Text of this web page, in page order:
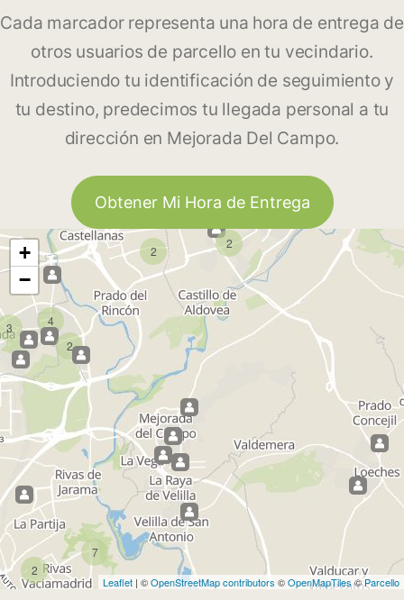
Cada marcador representa una hora de entrega de
otros usuarios de parcello en tu vecindario.
Introduciendo tu identificación de seguimiento y
tu destino, predecimos tu llegada personal a tu
dirección en Mejorada Del Campo.
Obtener Mi Hora de Entrega
2
7
2
2
2
3 4
+
−
Leaflet | ©OpenStreetMap contributors ©OpenMapTiles©Parcello